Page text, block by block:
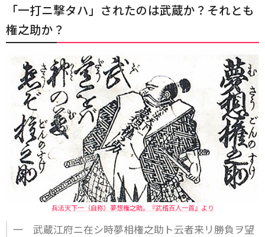
「一打ニ撃タハ」されたのは武蔵か？それとも
権之助か？
兵法天下一（自称）夢想権之助。『武稽百人一首』より
一 武蔵江府ニ在シ時夢相権之助ト云者来リ勝負ヲ望